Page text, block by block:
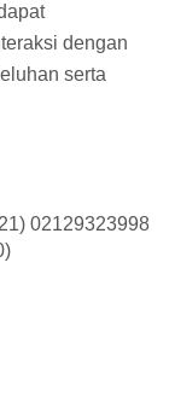
dengan
serta
02129323998